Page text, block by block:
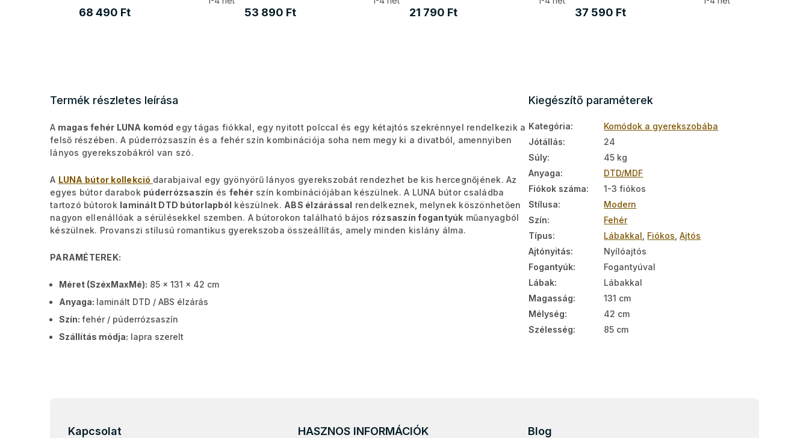
68 490 Ft 53 890 Ft 21 790 Ft 37 590 Ft
Termék részletes leírása
A magas fehér LUNA komód egy tágas fiókkal, egy nyitott polccal és egy kétajtós szekrénnyel rendelkezik a
felső részében. A púderrózsaszín és a fehér szín kombinációja soha nem megy ki a divatból, amennyiben
lányos gyerekszobákról van szó.
A LUNA bútor kollekció darabjaival egy gyönyörű lányos gyerekszobát rendezhet be kis hercegnőjének. Az
egyes bútor darabok púderrózsaszín és fehérszín kombinációjában készülnek. A LUNA bútor családba
tartozó bútorok laminált DTD bútorlapból készülnek. ABS élzárással rendelkeznek, melynek köszönhetően
nagyon ellenállóak a sérülésekkel szemben. A bútorokon található bájos rózsaszín fogantyúk műanyagból
készülnek. Provanszi stílusú romantikus gyerekszoba összeállítás, amely minden kislány álma.
PARAMÉTEREK:
Méret (SzéxMaxMé): 85 x 131 x 42 cm
Anyaga: laminált DTD / ABS élzárás
Szín: fehér / púderrózsaszín
Szállítás módja: lapra szerelt
Kiegészítő paraméterek
Kategória:
Komódok a gyerekszobába
Jótállás:
24
Súly:
45 kg
Anyaga:
DTD/MDF
Fiókok száma:
1-3 fiókos
Stílusa:
Modern
Szín:
Fehér
Típus: Lábakkal Fiókos ,Ajtós
Ajtónyitás:
Nyílóajtós
Fogantyúk:
Fogantyúval
Lábak:
Lábakkal
Magasság:
131 cm
Mélység:
42 cm
Szélesség: 85 cm
Kapcsolat HASZNOS INFORMÁCIÓK Blog